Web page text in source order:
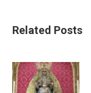
Related Posts